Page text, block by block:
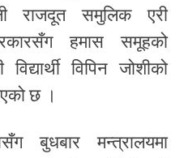
राजदूत समुलिक एरी
हमास समूहको
विपिन जोशीको
छ ।
बुधबार मन्त्रालयमा